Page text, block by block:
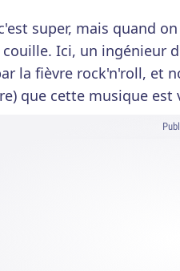
super, mais quand
Ici, un ingénieur
la fièvre rock'n'roll, et
que cette musique